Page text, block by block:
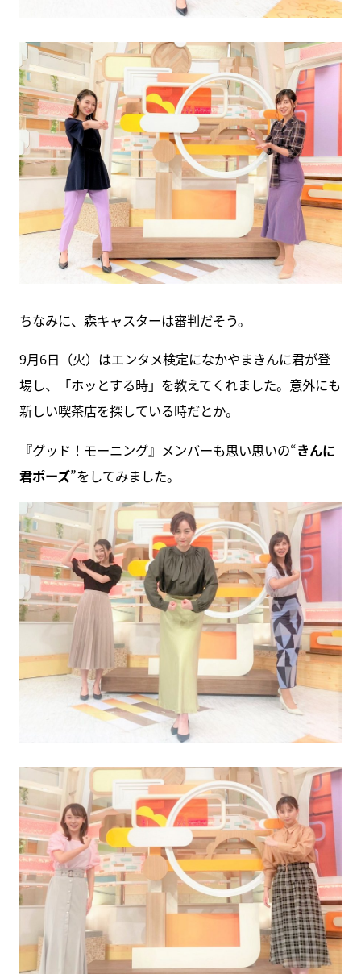
ちなみに、森キャスターは審判だそう。
9月6日（火）はエンタメ検定になかやまきんに君が登
場し、「ホッとする時」を教えてくれました。意外にも
新しい喫茶店を探している時だとか。
『グッド！モーニング』メンバーも思い思いの“きんに
君ポーズ”をしてみました。